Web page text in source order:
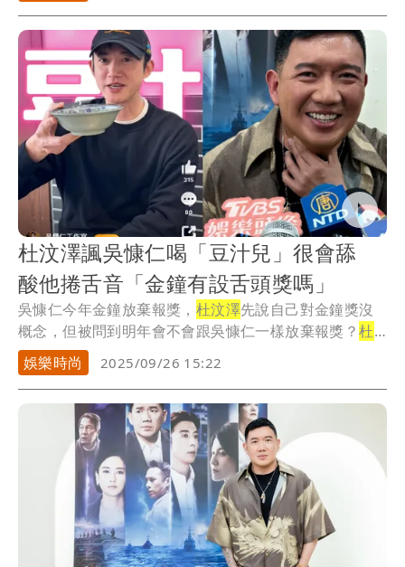
杜汶澤諷吳慷仁喝「豆汁兒」很會舔
酸他捲舌音「金鐘有設舌頭獎嗎」
吳慷仁今年金鐘放棄報獎， 杜汶澤先說自己對金鐘獎沒
概念，但被問到明年會不會跟吳慷仁一樣放棄報獎？杜
汶澤...
娛樂時尚 2025/09/26 15:22